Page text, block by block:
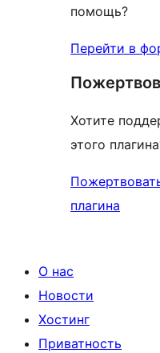
помощь?
Перейти в
Хотите
этого
плагина
О нас
Новости
Хостинг
Приватность